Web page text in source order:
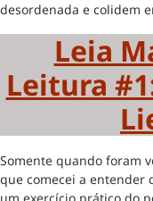
desordenada e colidem
Leia
Leitura
Somente quando foram
que comecei a entender
um exercício prático do